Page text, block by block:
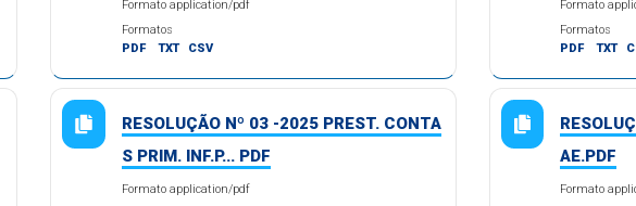
Formato application/pdf
Formatos
PDF
TXT CSV
Formato
Formatos
PDF
TXT
RESOLUÇÃO Nº 03 -2025 PREST. CONTA
S PRIM. INF.P... PDF
Formato application/pdf
AE.PDF
Formato